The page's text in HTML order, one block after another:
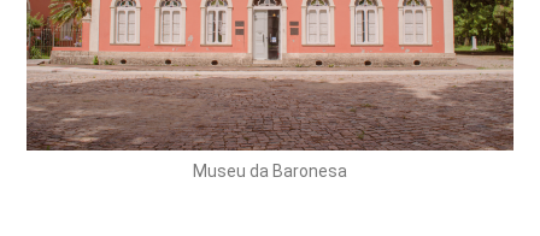
Museu da Baronesa